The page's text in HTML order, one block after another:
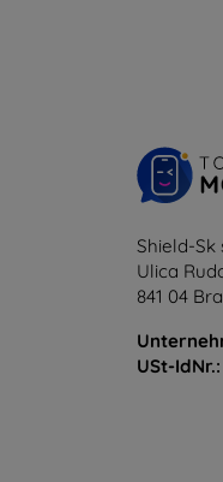
Shield-Sk
Ulica
841 04
USt-IdNr.: